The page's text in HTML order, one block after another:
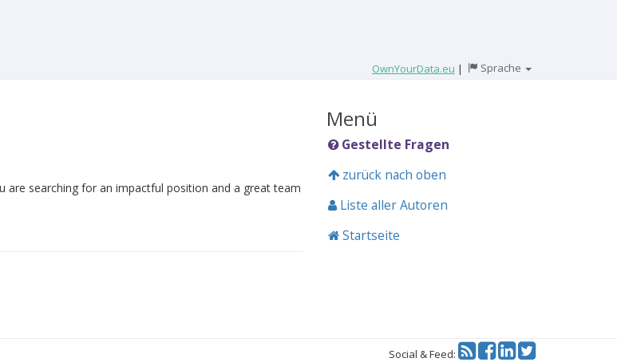
OwnYourData.eu | Sprache
are searching for an impactful position and a great team
Menü
Gestellte Fragen
zurück nach oben
Liste aller Autoren
Startseite
Social & Feed: Twitter